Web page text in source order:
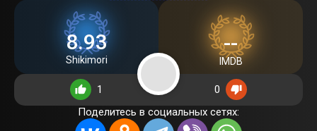
8.93
Shikimori
--
IMDB
1
0
Поделитесь в социальных сетях: